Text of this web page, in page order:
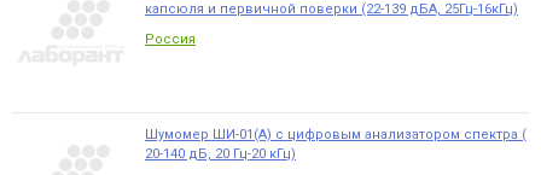
капсюля и первичной поверки (22-139 дБА, 25Гц-16кГц)
Россия
Шумомер ШИ-01(А) с цифровым анализатором спектра (
20-140 дБ, 20 Гц-20 кГц)